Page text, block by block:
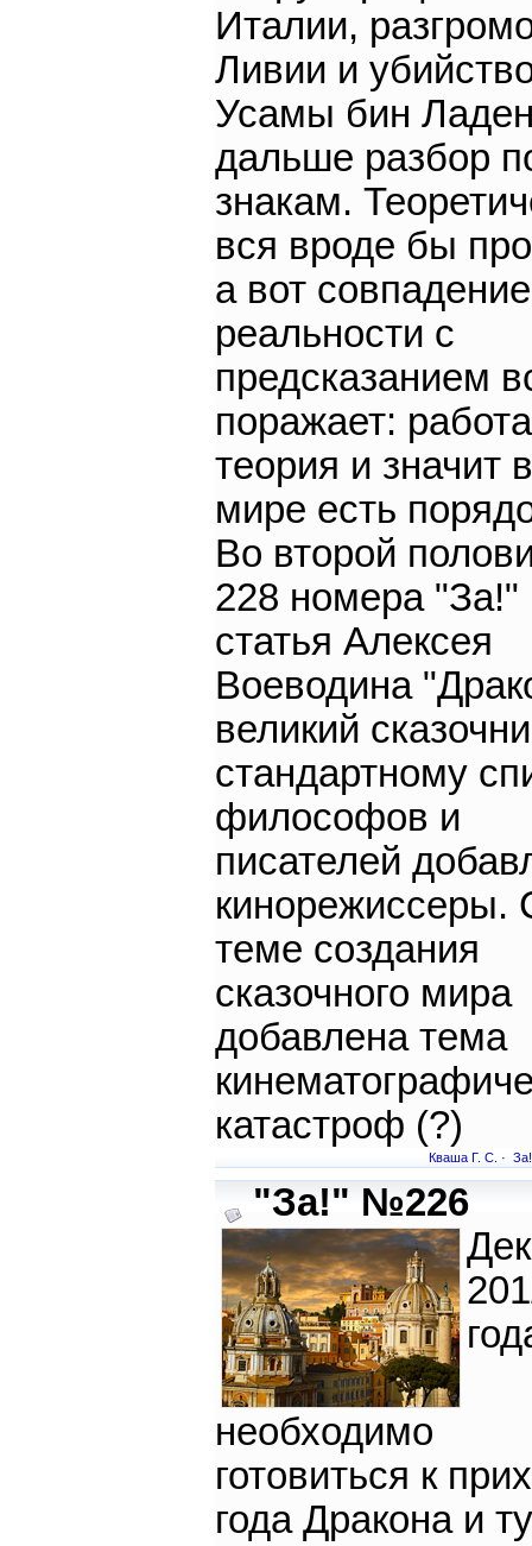
Италии,
Ливии и
Усамы бин
дальше разбор
знакам.
вся вроде бы
а вот совпадение
реальности с
предсказанием
поражает:
теория и значит в
мире есть
Во второй
228 номера "За!"
статья Алексея
Воеводина
великий
стандартному
философов и
писателей
кинорежиссеры.
теме создания
сказочного мира
добавлена тема
катастроф (?)
Кваша Г. С. · За!
"За!" №226
необходимо
готовиться к
года Дракона и